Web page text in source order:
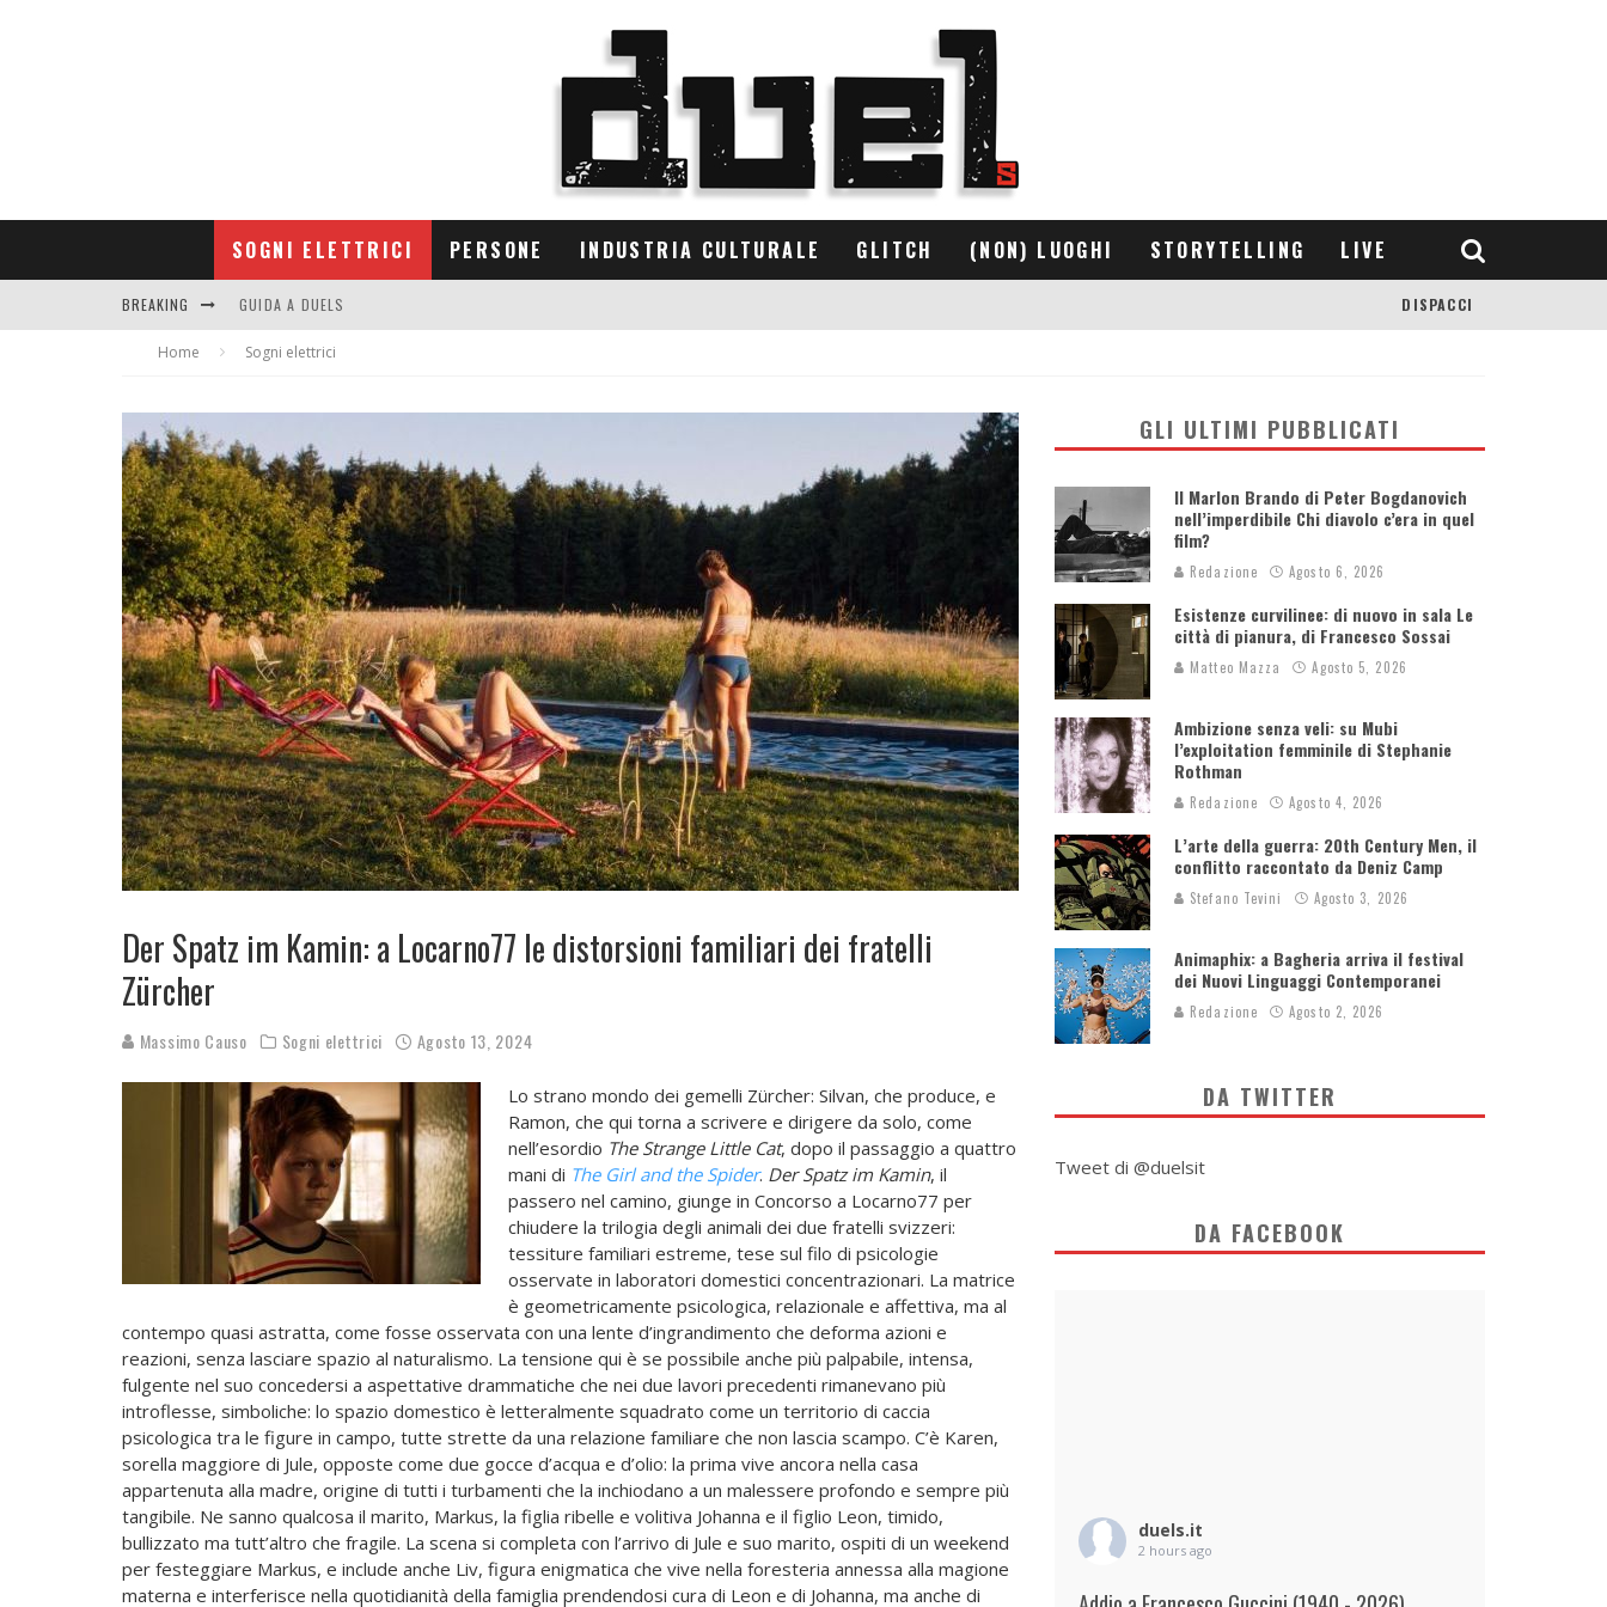
SOGNI ELETTRICI PERSONE INDUSTRIA CULTURALE GLITCH (NON) LUOGHI STORYTELLING LIVE
BREAKING GUIDA A DUELS
CONTRIBUTORS
DISPACCI
Home Sogni elettrici
Der Spatz im Kamin: a Locarno77 le distorsioni familiari dei fratelli
Zürcher
Massimo Causo Sogni elettrici Agosto 13, 2024
Lo strano mondo dei gemelli Zürcher: Silvan, che produce, e
Ramon, che qui torna a scrivere e dirigere da solo, come
nell’esordio The Strange Little Cat, dopo il passaggio a quattro
mani di The Girl and the Spider. Der Spatz im Kamin, il
passero nel camino, giunge in Concorso a Locarno77 per
chiudere la trilogia degli animali dei due fratelli svizzeri:
tessiture familiari estreme, tese sul filo di psicologie
osservate in laboratori domestici concentrazionari. La matrice
è geometricamente psicologica, relazionale e affettiva, ma al
contempo quasi astratta, come fosse osservata con una lente d’ingrandimento che deforma azioni e
reazioni, senza lasciare spazio al naturalismo. La tensione qui è se possibile anche più palpabile, intensa,
fulgente nel suo concedersi a aspettative drammatiche che nei due lavori precedenti rimanevano più
introflesse, simboliche: lo spazio domestico è letteralmente squadrato come un territorio di caccia
psicologica tra le figure in campo, tutte strette da una relazione familiare che non lascia scampo. C’è Karen,
sorella maggiore di Jule, opposte come due gocce d’acqua e d’olio: la prima vive ancora nella casa
appartenuta alla madre, origine di tutti i turbamenti che la inchiodano a un malessere profondo e sempre più
tangibile. Ne sanno qualcosa il marito, Markus, la figlia ribelle e volitiva Johanna e il figlio Leon, timido,
bullizzato ma tutt’altro che fragile. La scena si completa con l’arrivo di Jule e suo marito, ospiti di un weekend
per festeggiare Markus, e include anche Liv, figura enigmatica che vive nella foresteria annessa alla magione
materna e interferisce nella quotidianità della famiglia prendendosi cura di Leon e di Johanna, ma anche di
GLI ULTIMI PUBBLICATI
Il Marlon Brando di Peter Bogdanovich
nell’imperdibile Chi diavolo c’era in quel
film?
Redazione Agosto 6, 2026
Esistenze curvilinee: di nuovo in sala Le
città di pianura, di Francesco Sossai
Matteo Mazza Agosto 5, 2026
Ambizione senza veli: su Mubi
l’exploitation femminile di Stephanie
Rothman
Redazione Agosto 4, 2026
L’arte della guerra: 20th Century Men, il
conflitto raccontato da Deniz Camp
Stefano Tevini Agosto 3, 2026
Animaphix: a Bagheria arriva il festival
dei Nuovi Linguaggi Contemporanei
Redazione Agosto 2, 2026
DA TWITTER
Tweet di @duelsit
DA FACEBOOK
duels.it
2 hours ago